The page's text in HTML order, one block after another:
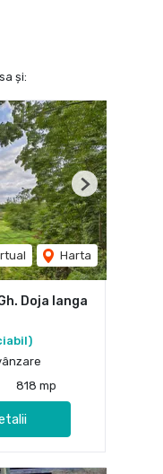
și:
Harta
Next
Doja langa
818 mp